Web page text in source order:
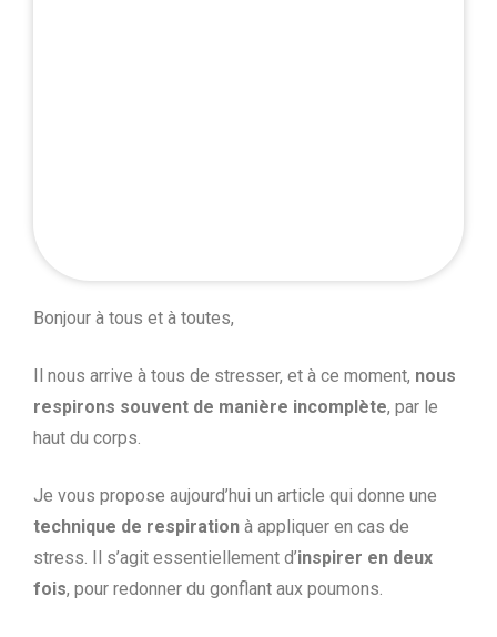
Bonjour à tous et à toutes,
Il nous arrive à tous de stresser, et à ce moment, nous
respirons souvent de manière incomplète, par le
haut du corps.
Je vous propose aujourd’hui un article qui donne une
technique de respiration à appliquer en cas de
stress. Il s’agit essentiellement d’inspirer en deux
fois, pour redonner du gonflant aux poumons.